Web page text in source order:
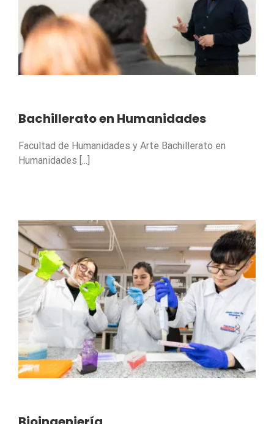
Bachillerato en Humanidades
Facultad de Humanidades y Arte Bachillerato en
Humanidades [...]